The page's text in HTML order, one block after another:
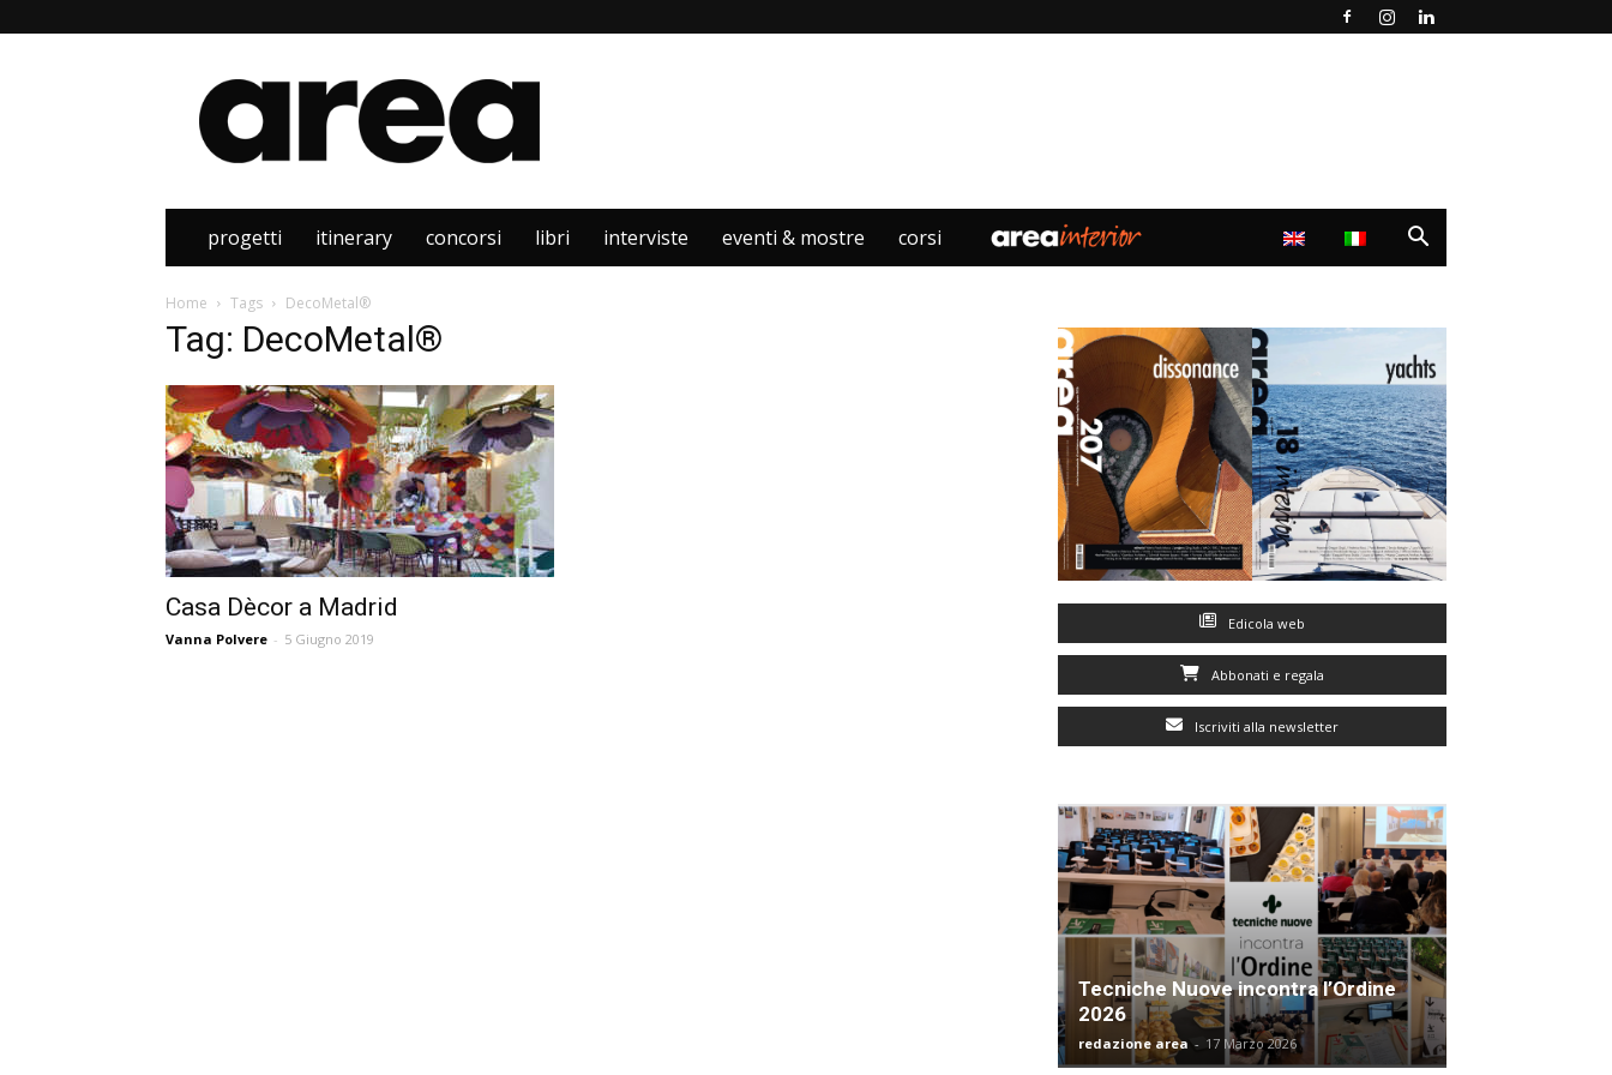
Area
progetti itinerary concorsi libri interviste eventi & mostre corsi
Home Tags DecoMetal®
Tag: DecoMetal®
Casa Dècor a Madrid
Vanna Polvere - 5 Giugno 2019
Edicola web
Abbonati e regala
Iscriviti alla newsletter
Tecniche Nuove incontra l’Ordine
2026
redazione area - 17 Marzo 2026